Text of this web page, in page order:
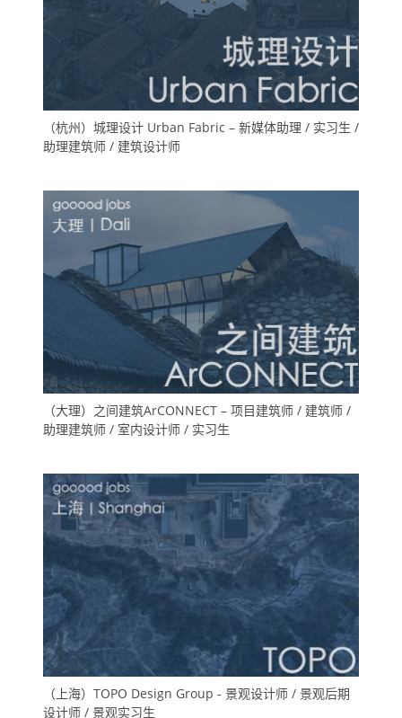
（杭州）城理设计 Urban Fabric – 新媒体助理 / 实习生 /
助理建筑师 / 建筑设计师
（大理）之间建筑ArCONNECT – 项目建筑师 / 建筑师 /
助理建筑师 / 室内设计师 / 实习生
（上海）TOPO Design Group - 景观设计师 / 景观后期
设计师 / 景观实习生